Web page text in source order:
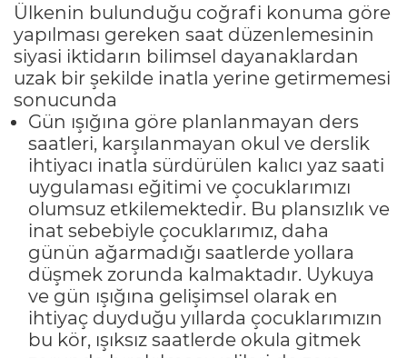
Ülkenin bulunduğu coğrafi konuma göre
yapılması gereken saat düzenlemesinin
siyasi iktidarın bilimsel dayanaklardan
uzak bir şekilde inatla yerine getirmemesi
sonucunda
Gün ışığına göre planlanmayan ders
saatleri, karşılanmayan okul ve derslik
ihtiyacı inatla sürdürülen kalıcı yaz saati
uygulaması eğitimi ve çocuklarımızı
olumsuz etkilemektedir. Bu plansızlık ve
inat sebebiyle çocuklarımız, daha
günün ağarmadığı saatlerde yollara
düşmek zorunda kalmaktadır. Uykuya
ve gün ışığına gelişimsel olarak en
ihtiyaç duyduğu yıllarda çocuklarımızın
bu kör, ışıksız saatlerde okula gitmek